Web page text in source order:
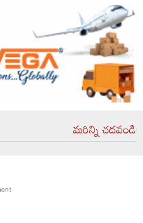
మరిన్ని చదవండి